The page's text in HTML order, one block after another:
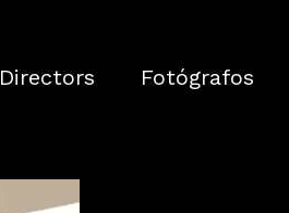
Directors Fotógrafos